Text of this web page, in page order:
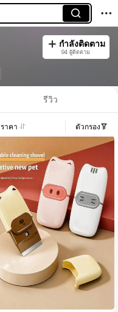
กำลังติดตาม
94 ผู้ติดตาม
รีวิว
ราคา ตัวกรอง